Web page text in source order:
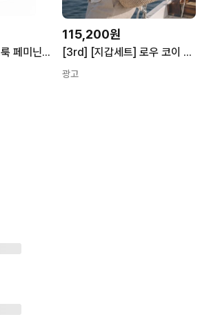
민티즈 만능 오피스룩 페미닌 여대생 끝판왕 보부상 가방
115,200원
[3rd] [지갑세트] 로우 코이 바스켓 백
광고